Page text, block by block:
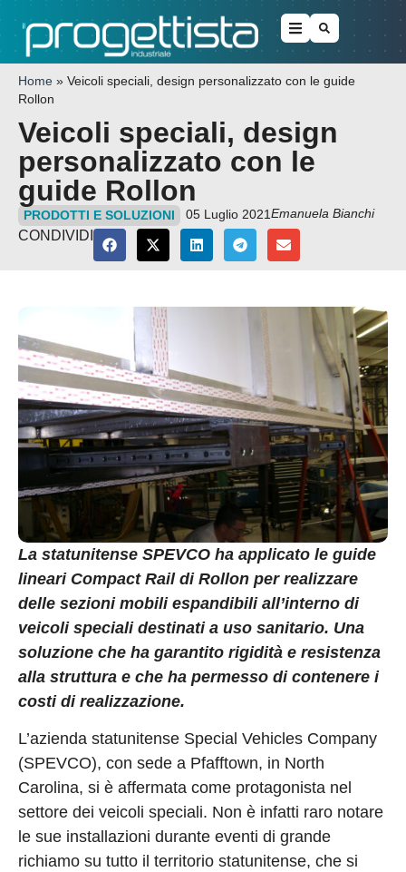
Home » Veicoli speciali, design personalizzato con le guide
Rollon
Veicoli speciali, design
personalizzato con le
guide Rollon
PRODOTTI E SOLUZIONI 05 Luglio 2021Emanuela Bianchi
CONDIVIDI
La statunitense SPEVCO ha applicato le guide
lineari Compact Rail di Rollon per realizzare
delle sezioni mobili espandibili all’interno di
veicoli speciali destinati a uso sanitario. Una
soluzione che ha garantito rigidità e resistenza
alla struttura e che ha permesso di contenere i
costi di realizzazione.
L’azienda statunitense Special Vehicles Company
(SPEVCO), con sede a Pfafftown, in North
Carolina, si è affermata come protagonista nel
settore dei veicoli speciali. Non è infatti raro notare
le sue installazioni durante eventi di grande
richiamo su tutto il territorio statunitense, che si